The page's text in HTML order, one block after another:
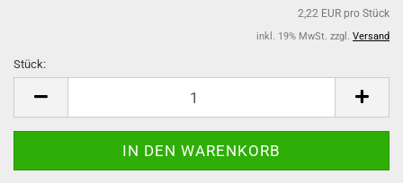
2,22 EUR pro Stück
inkl. 19% MwSt. zzgl. Versand
Stück: